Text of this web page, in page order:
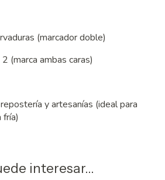
(marcador doble)
(marca ambas caras)
y artesanías (ideal para
interesar...